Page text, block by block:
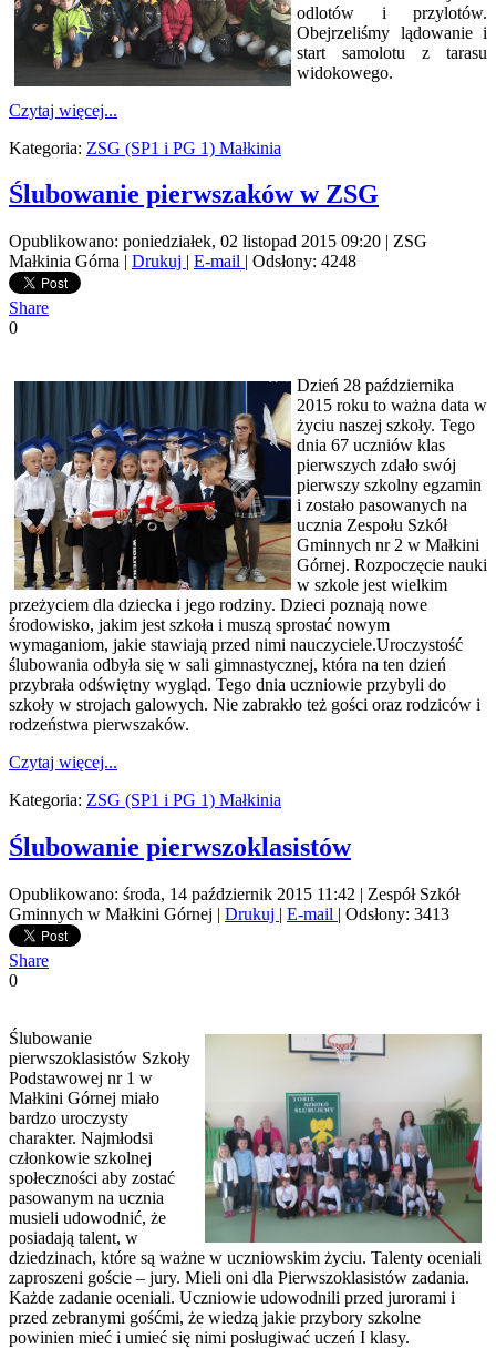
odlotów i przylotów.
Obejrzeliśmy lądowanie i
start samolotu z tarasu
widokowego.
Czytaj więcej...
Kategoria: ZSG (SP1 i PG 1) Małkinia
Ślubowanie pierwszaków w ZSG
Opublikowano: poniedziałek, 02 listopad 2015 09:20 | ZSG
Małkinia Górna | Drukuj | E-mail | Odsłony: 4248
Share
0
Dzień 28 października
2015 roku to ważna data w
życiu naszej szkoły. Tego
dnia 67 uczniów klas
pierwszych zdało swój
pierwszy szkolny egzamin
i zostało pasowanych na
ucznia Zespołu Szkół
Gminnych nr 2 w Małkini
Górnej. Rozpoczęcie nauki
w szkole jest wielkim
przeżyciem dla dziecka i jego rodziny. Dzieci poznają nowe
środowisko, jakim jest szkoła i muszą sprostać nowym
wymaganiom, jakie stawiają przed nimi nauczyciele.Uroczystość
ślubowania odbyła się w sali gimnastycznej, która na ten dzień
przybrała odświętny wygląd. Tego dnia uczniowie przybyli do
szkoły w strojach galowych. Nie zabrakło też gości oraz rodziców i
rodzeństwa pierwszaków.
Czytaj więcej...
Kategoria: ZSG (SP1 i PG 1) Małkinia
Ślubowanie pierwszoklasistów
Opublikowano: środa, 14 październik 2015 11:42 | Zespół Szkół
Gminnych w Małkini Górnej | Drukuj | E-mail | Odsłony: 3413
Share
0
Ślubowanie
pierwszoklasistów Szkoły
Podstawowej nr 1 w
Małkini Górnej miało
bardzo uroczysty
charakter. Najmłodsi
członkowie szkolnej
społeczności aby zostać
pasowanym na ucznia
musieli udowodnić, że
posiadają talent, w
dziedzinach, które są ważne w uczniowskim życiu. Talenty oceniali
zaproszeni goście – jury. Mieli oni dla Pierwszoklasistów zadania.
Każde zadanie oceniali. Uczniowie udowodnili przed jurorami i
przed zebranymi gośćmi, że wiedzą jakie przybory szkolne
powinien mieć i umieć się nimi posługiwać uczeń I klasy.